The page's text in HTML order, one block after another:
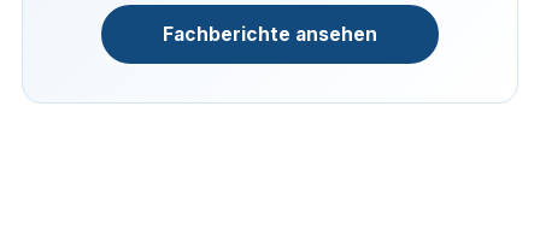
Fachberichte ansehen